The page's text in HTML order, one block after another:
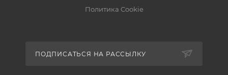
Политика Cookie
ПОДПИСАТЬСЯ НА РАССЫЛКУ